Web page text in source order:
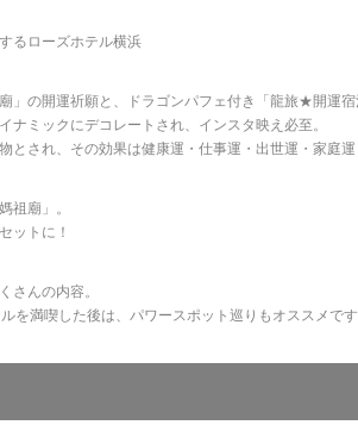
るローズホテル横浜
」の開運祈願と、ドラゴンパフェ付き「龍旅★開運宿
ナミックにデコレートされ、インスタ映え必至。
とされ、その効果は健康運・仕事運・出世運・家庭
祖廟」。
ットに！
さんの内容。
を満喫した後は、パワースポット巡りもオススメです